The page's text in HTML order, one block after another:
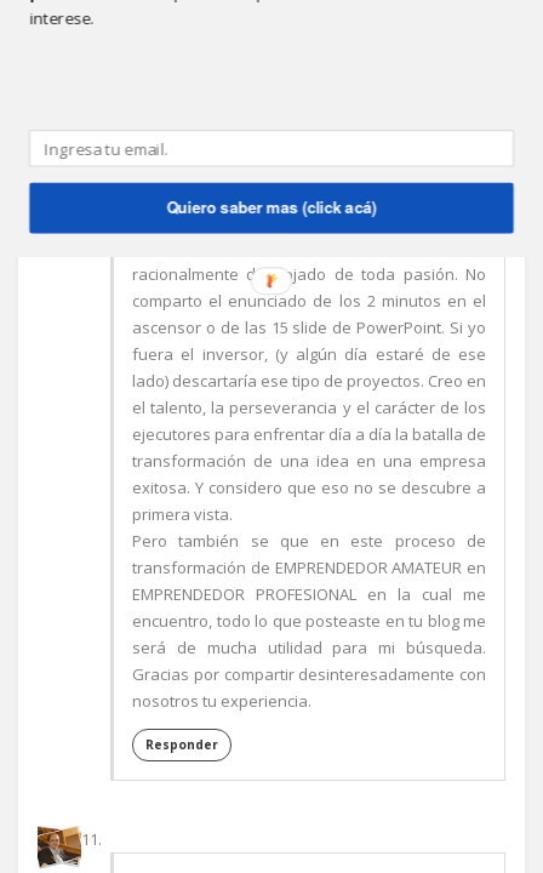
ANÓNIMO 8:47 P.M.
Creo que escribir la planificación de un negocio
positivo para el propietario de la idea. Mucho
racionalmente despojado de toda pasión. No
comparto el enunciado de los 2 minutos en el
ascensor o de las 15 slide de PowerPoint. Si yo
fuera el inversor, (y algún día estaré de ese
lado) descartaría ese tipo de proyectos. Creo en
el talento, la perseverancia y el carácter de los
ejecutores para enfrentar día a día la batalla de
transformación de una idea en una empresa
exitosa. Y considero que eso no se descubre a
primera vista.
Pero también se que en este proceso de
transformación de EMPRENDEDOR AMATEUR en
EMPRENDEDOR PROFESIONAL en la cual me
encuentro, todo lo que posteaste en tu blog me
será de mucha utilidad para mi búsqueda.
Gracias por compartir desinteresadamente con
nosotros tu experiencia.
Responder
interese.
Quiero saber mas (click acá)